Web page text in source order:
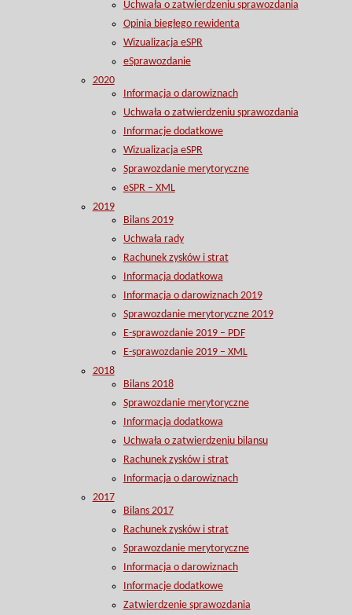
Uchwała o zatwierdzeniu sprawozdania
Opinia biegłego rewidenta
Wizualizacja eSPR
eSprawozdanie
2020
Informacja o darowiznach
Uchwała o zatwierdzeniu sprawozdania
Informacje dodatkowe
Wizualizacja eSPR
Sprawozdanie merytoryczne
eSPR – XML
2019
Bilans 2019
Uchwała rady
Rachunek zysków i strat
Informacja dodatkowa
Informacja o darowiznach 2019
Sprawozdanie merytoryczne 2019
E-sprawozdanie 2019 – PDF
E-sprawozdanie 2019 – XML
2018
Bilans 2018
Sprawozdanie merytoryczne
Informacja dodatkowa
Uchwała o zatwierdzeniu bilansu
Rachunek zysków i strat
Informacja o darowiznach
2017
Bilans 2017
Rachunek zysków i strat
Sprawozdanie merytoryczne
Informacja o darowiznach
Informacje dodatkowe
Zatwierdzenie sprawozdania